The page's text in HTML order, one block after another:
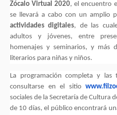
Zócalo Virtual 2020, el encuentro
se llevará a cabo con un amplio
actividades digitales, de las
adultos y jóvenes, entre
homenajes y seminarios, y más
literarios para niñas y niños.
La programación completa y las
consultarse en el sitio
sociales de la Secretaría de Cultura
de 10 días, el público encontrará